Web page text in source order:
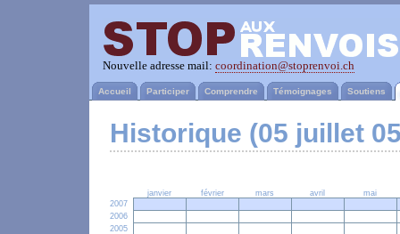
Nouvelle adresse mail: coordination@stoprenvoi.ch
Accueil Participer Comprendre Témoignages Soutiens
Historique (05 juillet
janvier février mars avril
mai
2007
2006
2005